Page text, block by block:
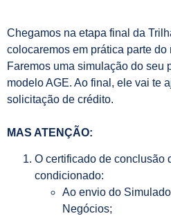
Chegamos na etapa final da
colocaremos em prática parte
Faremos uma simulação do seu
modelo AGE. Ao final, ele vai te
solicitação de crédito.
MAS ATENÇÃO:
O certificado de conclusão
condicionado:
Ao envio do
Negócios;